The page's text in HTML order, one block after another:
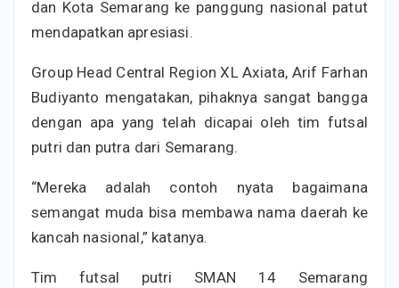
dan Kota Semarang ke panggung nasional patut
mendapatkan apresiasi.
Group Head Central Region XL Axiata, Arif Farhan
Budiyanto mengatakan, pihaknya sangat bangga
dengan apa yang telah dicapai oleh tim futsal
putri dan putra dari Semarang.
“Mereka adalah contoh nyata bagaimana
semangat muda bisa membawa nama daerah ke
kancah nasional,” katanya.
Tim futsal putri SMAN 14 Semarang